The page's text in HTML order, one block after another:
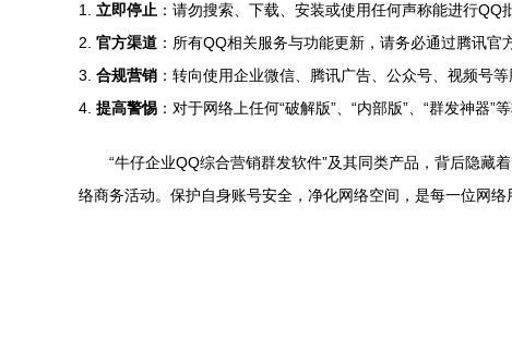
1. 立即停止 ：请勿搜索、下载、安装或使用任何声称能进行QQ
2. 官方渠道 ：所有QQ相关服务与功能更新，请务必通过腾讯官
3. 合规营销 ：转向使用企业微信、腾讯广告、公众号、视频号
4. 提高警惕 ：对于网络上任何“破解版”、“内部版”、“群发神器
“牛仔企业QQ综合营销群发软件”及其同类产品，背后隐藏
络商务活动。保护自身账号安全，净化网络空间，是每一位网络